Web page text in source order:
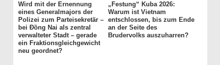
Wird mit der Ernennung
eines Generalmajors der
Polizei zum Parteisekretär –
bei Đồng Nai als zentral
verwalteter Stadt – gerade
ein Fraktionsgleichgewicht
neu geordnet?
„Festung“ Kuba 2026:
Warum ist Vietnam
entschlossen, bis zum Ende
an der Seite des
Brudervolks auszuharren?